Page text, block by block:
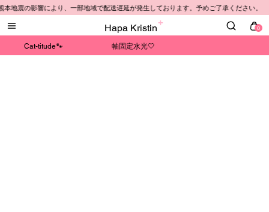
Hapa Kristin 0
Cat-titude🐾 軸固定水光🤍
地震の影響により、一部地域で配送遅延が発生しております。予めご了承ください。